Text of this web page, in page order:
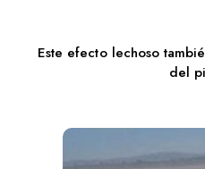
Este efecto lechoso
del